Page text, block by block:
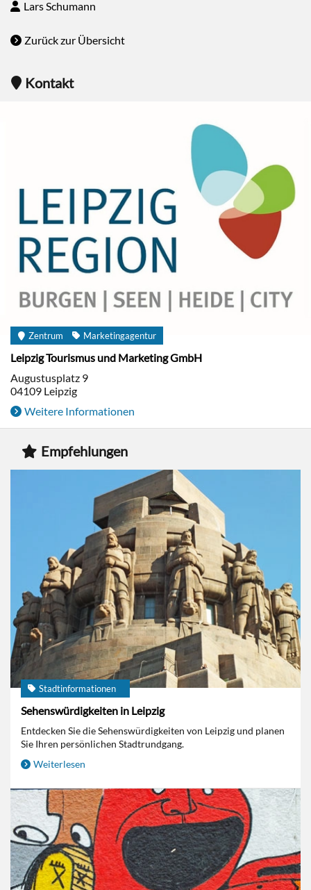
Lars Schumann
Zurück zur Übersicht
Kontakt
Zentrum Marketingagentur
Leipzig Tourismus und Marketing GmbH
Augustusplatz 9
04109 Leipzig
Weitere Informationen
Empfehlungen
Stadtinformationen
Sehenswürdigkeiten in Leipzig
Entdecken Sie die Sehenswürdigkeiten von Leipzig und planen
Sie Ihren persönlichen Stadtrundgang.
Weiterlesen